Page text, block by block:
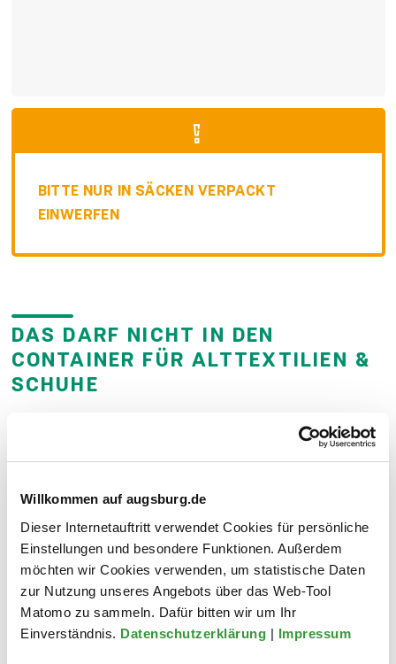
Willkommen auf augsburg.de
Dieser Internetauftritt verwendet Cookies für persönliche
Einstellungen und besondere Funktionen. Außerdem
möchten wir Cookies verwenden, um statistische Daten
zur Nutzung unseres Angebots über das Web-Tool
Matomo zu sammeln. Dafür bitten wir um Ihr
Einverständnis. Datenschutzerklärung | Impressum
BITTE NUR IN SÄCKEN VERPACKT
EINWERFEN
DAS DARF NICHT IN DEN
CONTAINER FÜR ALTTEXTILIEN &
SCHUHE
dung und Wäsche
stark ab­getragene Schuhe
Einzel­schuhe
Ski­schuhe
textil­fremde Stoffe
stark zerschlissene Kleidung